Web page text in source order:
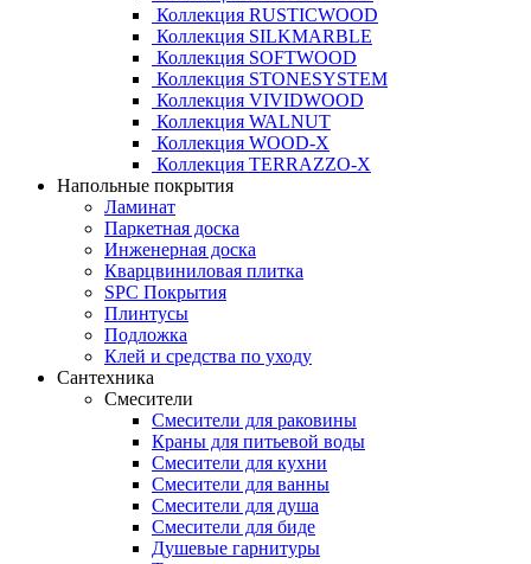
Коллекция RUSTICWOOD
Коллекция SILKMARBLE
Коллекция SOFTWOOD
Коллекция STONESYSTEM
Коллекция VIVIDWOOD
Коллекция WALNUT
Коллекция WOOD-X
Коллекция ТЕRRАZZO-X
Напольные покрытия
Ламинат
Паркетная доска
Инженерная доска
Кварцвиниловая плитка
SPC Покрытия
Плинтусы
Подложка
Клей и средства по уходу
Сантехника
Смесители
Смесители для раковины
Краны для питьевой воды
Смесители для кухни
Смесители для ванны
Смесители для душа
Смесители для биде
Душевые гарнитуры